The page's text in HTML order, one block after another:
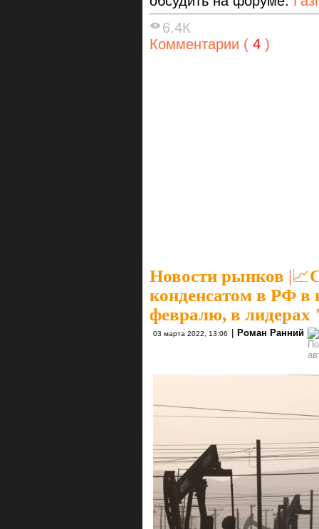
6.4К
Комментарии ( 4 )
Новости рынков |
конденсатом в РФ в
февралю, в
03 марта 2022, 13:06 Роман Ранний